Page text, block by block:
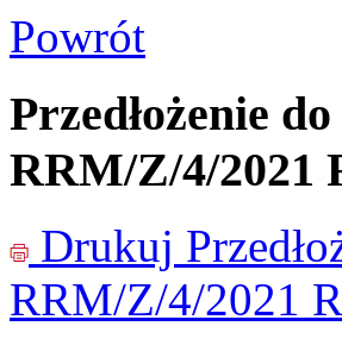
Powrót
Przedłożenie
RRM/Z/4/2021
Drukuj
RRM/Z/4/2021